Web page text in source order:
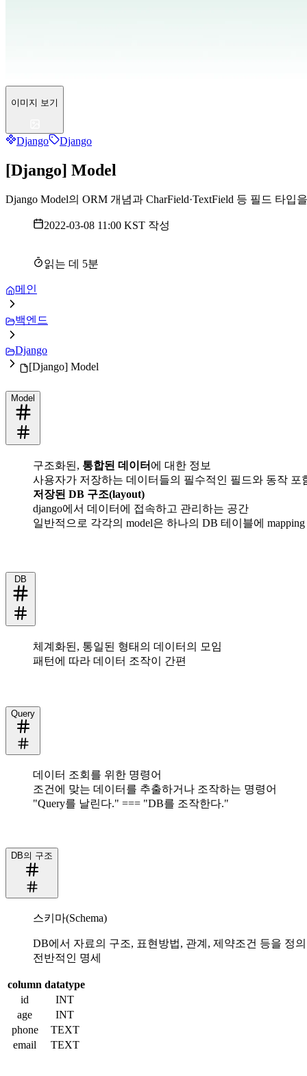
이미지 보기
Django Django
[Django] Model
Django Model의 ORM 개념과 CharField·TextField 등 필드 타
2022-03-08 11:00 KST 작성
읽는 데 5분
메인
백엔드
Django
[Django] Model
Model
구조화된, 통합된 데이터 에 대한 정보
사용자가 저장하는 데이터들의 필수적인 필드와 동작 포
저장된 DB 구조(layout)
django에서 데이터에 접속하고 관리하는 공간
일반적으로 각각의 model은 하나의 DB 테이블에 mapping
DB
체계화된, 통일된 형태의 데이터의 모임
패턴에 따라 데이터 조작이 간편
Query
데이터 조회를 위한 명령어
조건에 맞는 데이터를 추출하거나 조작하는 명령어
"Query를 날린다." === "DB를 조작한다."
DB의 구조
스키마(Schema)
DB에서 자료의 구조, 표현방법, 관계, 제약조건 등을 정의
전반적인 명세
column datatype
id
INT
age
INT
phone
TEXT
email
TEXT